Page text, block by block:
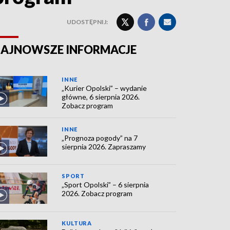
UDOSTĘPNIJ:
INFORMACJE
INNE
„Kurier Opolski” – wydanie
główne, 6 sierpnia 2026.
Zobacz program
INNE
„Prognoza pogody” na 7
sierpnia 2026. Zapraszamy
SPORT
„Sport Opolski” – 6 sierpnia
2026. Zobacz program
KULTURA